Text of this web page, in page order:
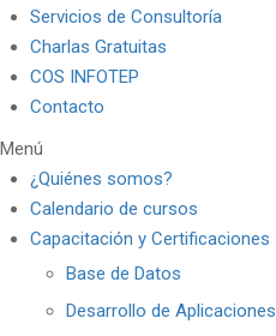
Servicios de Consultoría
Charlas Gratuitas
COS INFOTEP
Contacto
Menú
¿Quiénes somos?
Calendario de cursos
Capacitación y Certificaciones
Base de Datos
Desarrollo de Aplicaciones